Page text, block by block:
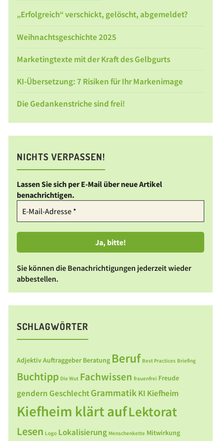
„Erfolgreich“ verschickt, gelöscht, abgemeldet?
Weihnachtsgeschichte 2025
Marketingtexte mit der Kraft des Gelbgurts
KI-Übersetzung: 7 Risiken für Ihr Markenimage
Die Gedankenstriche sind frei!
NICHTS VERPASSEN!
Lassen Sie sich per E-Mail über neue Artikel
benachrichtigen.
Sie können die Benachrichtigungen jederzeit wieder
abbestellen.
SCHLAGWÖRTER
AdjektivAuftraggeber Beratung Beruf Best Practices Briefing
Buchtipp Die Wut Fachwissen frauenfrei Freude
gendern GeschlechtGrammatik KI Kiefheim
Kiefheim klärt aufLektorat
Lesen Logo Lokalisierung Menschenkette Mitwirkung